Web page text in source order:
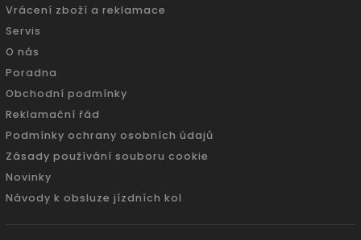
Vrácení zboží a reklamace
Servis
O nás
Poradna
Obchodní podmínky
Reklamační řád
Podmínky ochrany osobních údajů
Zásady používání souboru cookie
Novinky
Návody k obsluze jízdních kol